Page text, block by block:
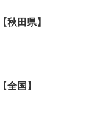
田県】
国】